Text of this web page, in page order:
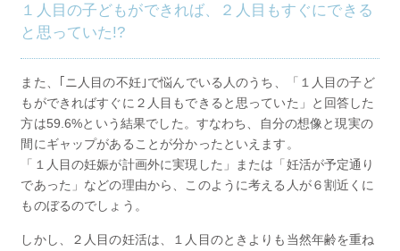
１人目の子どもができれば、２人目もすぐにできる
と思っていた!?
また、｢ニ人目の不妊｣で悩んでいる人のうち、「１人目の子ど
もができればすぐに２人目もできると思っていた」と回答した
方は59.6%という結果でした。すなわち、自分の想像と現実の
間にギャップがあることが分かったといえます。
「１人目の妊娠が計画外に実現した」または「妊活が予定通り
であった」などの理由から、このように考える人が６割近くに
ものぼるのでしょう。
しかし、２人目の妊活は、１人目のときよりも当然年齢を重ね